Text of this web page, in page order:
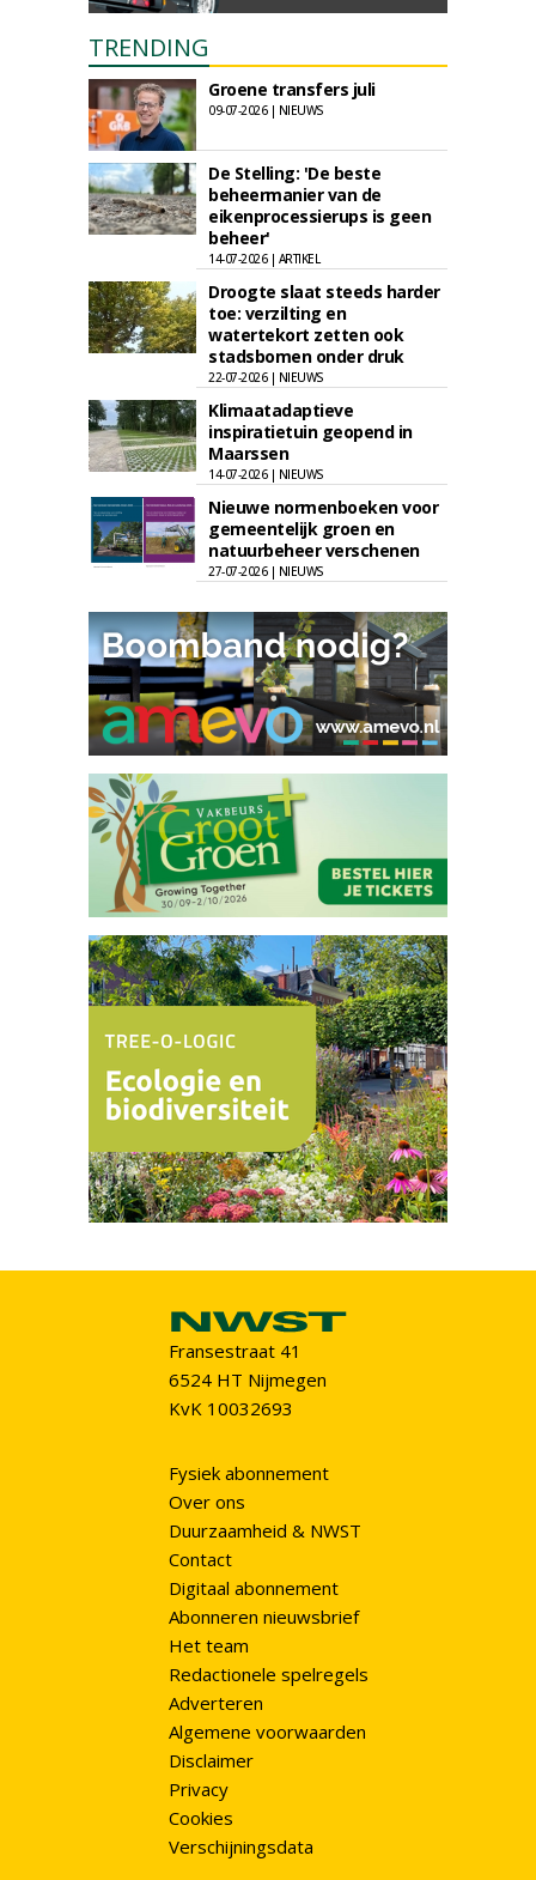
TRENDING
Groene transfers juli
09-07-2026 | NIEUWS
De Stelling: 'De beste
beheermanier van de
eikenprocessierups is geen
beheer'
14-07-2026 | ARTIKEL
Droogte slaat steeds harder
toe: verzilting en
watertekort zetten ook
stadsbomen onder druk
22-07-2026 | NIEUWS
Klimaatadaptieve
inspiratietuin geopend in
Maarssen
14-07-2026 | NIEUWS
Nieuwe normenboeken voor
gemeentelijk groen en
natuurbeheer verschenen
27-07-2026 | NIEUWS
Fransestraat 41
6524 HT Nijmegen
KvK 10032693
Fysiek abonnement
Over ons
Duurzaamheid & NWST
Contact
Digitaal abonnement
Abonneren nieuwsbrief
Het team
Redactionele spelregels
Adverteren
Algemene voorwaarden
Disclaimer
Privacy
Cookies
Verschijningsdata